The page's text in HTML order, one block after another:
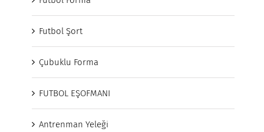
Futbol Şort
Çubuklu Forma
FUTBOL EŞOFMANI
Antrenman Yeleği